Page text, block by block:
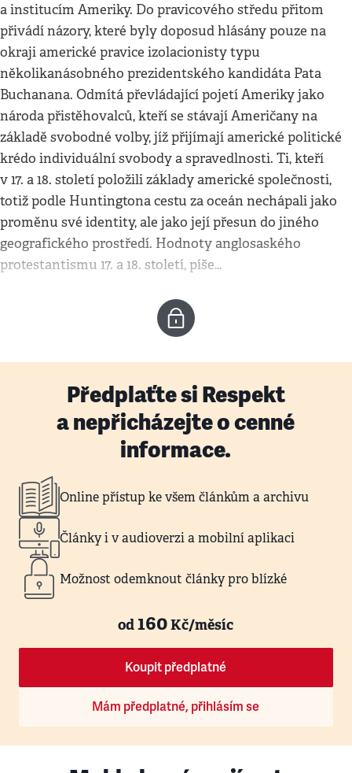
a institucím Ameriky. Do pravicového středu přitom
přivádí názory, které byly doposud hlásány pouze na
okraji americké pravice izolacionisty typu
několikanásobného prezidentského kandidáta Pata
Buchanana. Odmítá převládající pojetí Ameriky jako
národa přistěhovalců, kteří se stávají Američany na
základě svobodné volby, jíž přijímají americké politické
krédo individuální svobody a spravedlnosti. Ti, kteří
v 17. a 18. století položili základy americké společnosti,
totiž podle Huntingtona cestu za oceán nechápali jako
proměnu své identity, ale jako její přesun do jiného
geografického prostředí. Hodnoty anglosaského
protestantismu 17. a 18. století, píše…
Předplaťte si Respekt
a nepřicházejte o cenné
informace.
Online přístup ke všem článkům a archivu
Články i v audioverzi a mobilní aplikaci
Možnost odemknout články pro blízké
od160Kč/měsíc
Koupit předplatné
Mám předplatné, přihlásím se